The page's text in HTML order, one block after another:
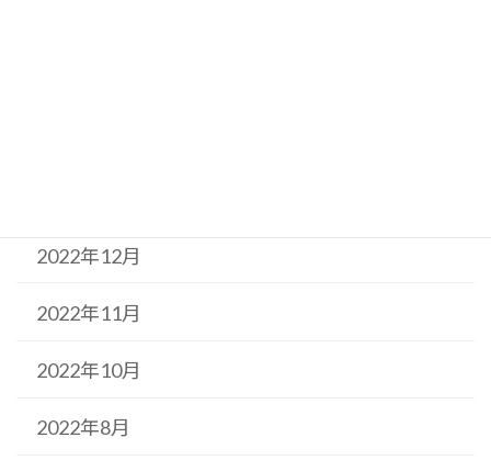
2022年12月
2022年11月
2022年10月
2022年8月